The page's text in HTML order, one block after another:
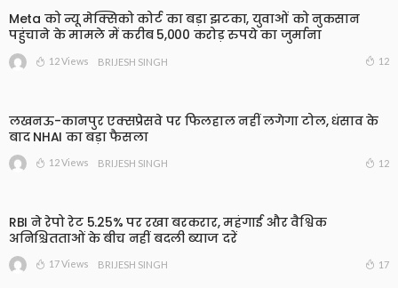
Meta को न्यू मेक्सिको कोर्ट का बड़ा झटका, युवाओं को नुकसान
पहुंचाने के मामले में करीब 5,000 करोड़ रुपये का जुर्माना
12 Views BRIJESH SINGH 12
लखनऊ-कानपुर एक्सप्रेसवे पर फिलहाल नहीं लगेगा टोल, धंसाव के
बाद NHAI का बड़ा फैसला
12 Views BRIJESH SINGH 12
RBI ने रेपो रेट 5.25% पर रखा बरकरार, महंगाई और वैश्विक
अनिश्चितताओं के बीच नहीं बदली ब्याज दरें
17 Views BRIJESH SINGH 17